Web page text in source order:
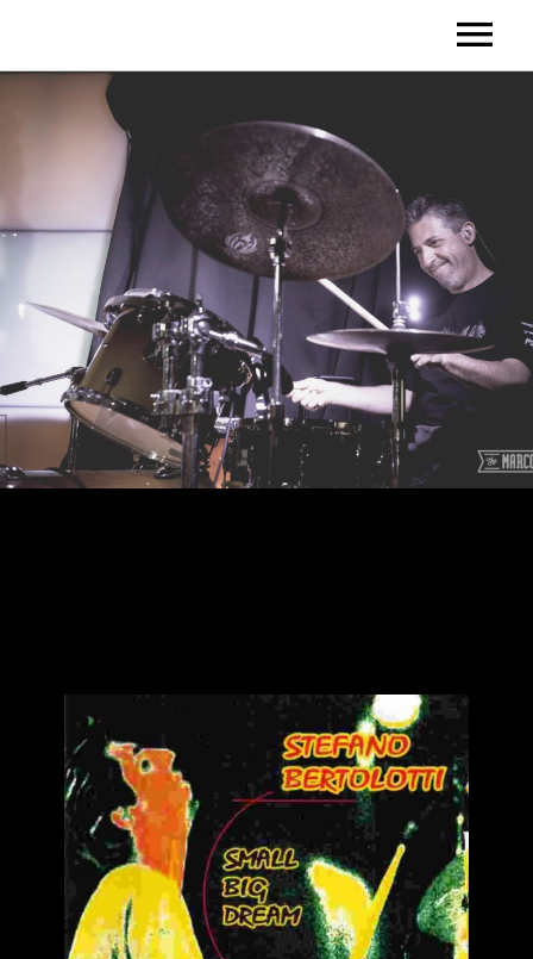
BIO
DISCOGRAPHY
DIDACTICS
VIDEOS
SHOWS / CLINICS
SPONSORS